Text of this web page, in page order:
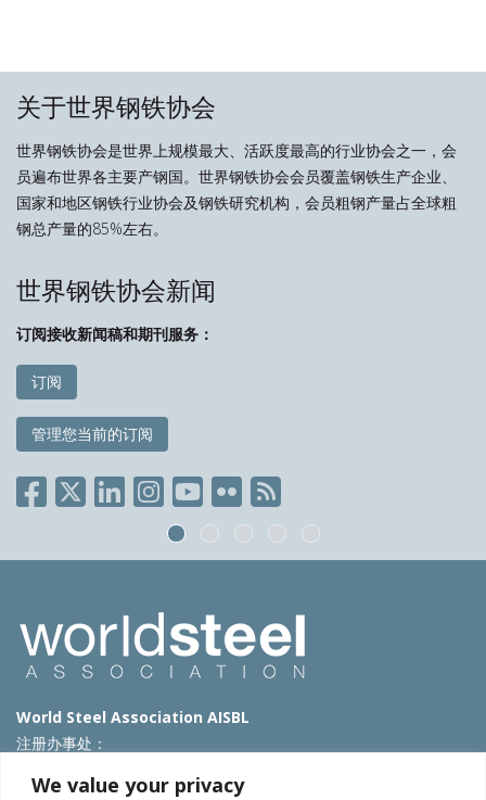
We value your privacy
关于世界钢铁协会
世界钢铁协会是世界上规模最大、活跃度最高的行业协会之一，会
员遍布世界各主要产钢国。世界钢铁协会会员覆盖钢铁生产企业、
国家和地区钢铁行业协会及钢铁研究机构，会员粗钢产量占全球粗
钢总产量的85%左右。
世界钢铁协会新闻
订阅接收新闻稿和期刊服务：
订阅
管理您当前的订阅
World Steel Association AISBL
注册办事处：
T: +32 2 702 89 00 – E:steel@worldsteel.org